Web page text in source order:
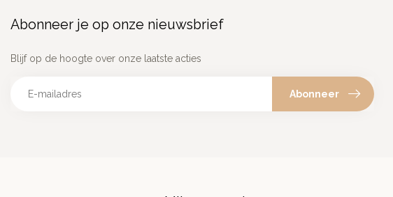
Abonneer je op onze nieuwsbrief
Blijf op de hoogte over onze laatste acties
Abonneer